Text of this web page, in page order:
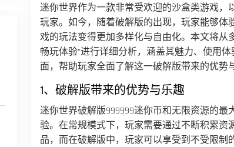
迷你世界作为一款非常受欢迎的沙盒类游戏
玩家。如今，随着破解版的出现，玩家能够
戏的玩法变得更加多样化与自由化。本文将从
畅玩体验”进行详细分析，涵盖其魅力、使用
面，帮助玩家全面了解这一破解版带来的优势
1、破解版带来的优势与乐趣
迷你世界破解版999999迷你币和无限资源的
验。在常规模式下，玩家需要通过不断积累
品，而在破解版中，玩家可以享受到不受限制